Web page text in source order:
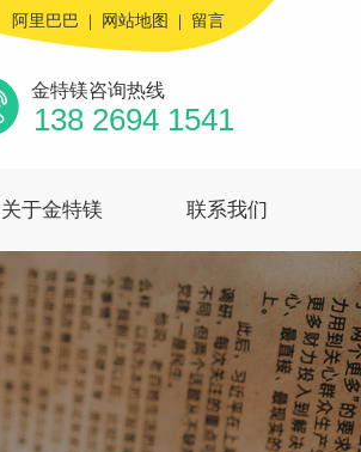
阿里巴巴 ｜ 网站地图 ｜ 留言
金特镁咨询热线
138 2694 1541
关于金特镁
关于金特镁
MORE
公司简介
公司实景
资质证书
联系我们
MORE
客户留言